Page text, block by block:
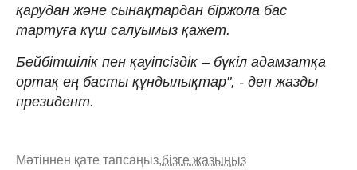
қарудан және сынақтардан біржола бас
тартуға күш салуымыз қажет.
Бейбітшілік пен қауіпсіздік – бүкіл адамзатқа
ортақ ең басты құндылықтар", - деп жазды
президент.
Мәтіннен қате тапсаңыз,бізге жазыңыз